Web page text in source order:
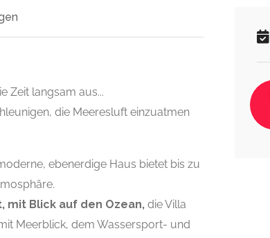
Zeit langsam aus...
die Meeresluft einzuatmen
ebenerdige Haus bietet bis zu
mit Blick auf den Ozean, die Villa
Meerblick, dem Wassersport- und